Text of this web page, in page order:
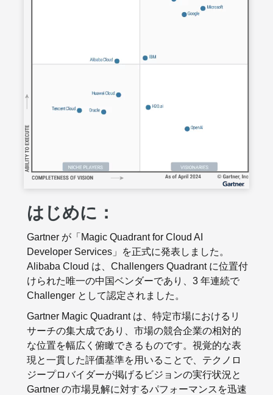
はじめに：
Gartner が「Magic Quadrant for Cloud AI
Developer Services」を正式に発表しました。
Alibaba Cloud は、Challengers Quadrant に位置付
けられた唯一の中国ベンダーであり、3 年連続で
Challenger として認定されました。
Gartner Magic Quadrant は、特定市場におけるリ
サーチの集大成であり、市場の競合企業の相対的
な位置を幅広く俯瞰できるものです。視覚的な表
現と一貫した評価基準を用いることで、テクノロ
ジープロバイダーが掲げるビジョンの実行状況と
Gartner の市場見解に対するパフォーマンスを迅速